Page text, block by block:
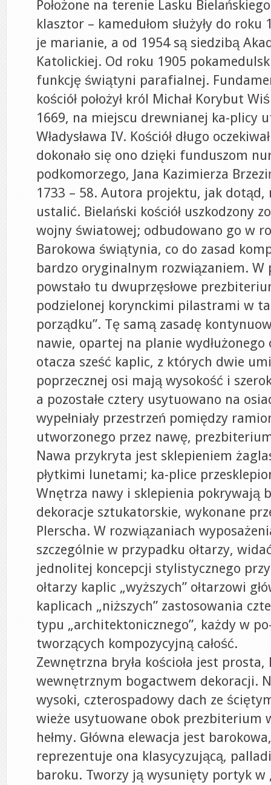
Położone na terenie Lasku
klasztor – kamedułom służyły do
je marianie, a od 1954 są siedzibą
Katolickiej. Od roku 1905
funkcję świątyni parafialnej.
kościół położył król Michał Korybut
1669, na miejscu drewnianej ka-plicy
Władysława IV. Kościół długo
dokonało się ono dzięki funduszom
podkomorzego, Jana Kazimierza
1733 – 58. Autora projektu, jak dotąd,
ustalić. Bielański kościół uszkodzony
wojny światowej; odbudowano go w
Barokowa świątynia, co do zasad
bardzo oryginalnym rozwiązaniem. W
powstało tu dwuprzęsłowe
podzielonej korynckimi pilastrami w
porządku”. Tę samą zasadę
nawie, opartej na planie
otacza sześć kaplic, z których dwie
poprzecznej osi mają wysokość i
a pozostałe cztery usytuowano na
wypełniały przestrzeń pomiędzy
utworzonego przez nawę,
Nawa przykryta jest sklepieniem
płytkimi lunetami; ka-plice
Wnętrza nawy i sklepienia pokrywają
dekoracje sztukatorskie, wykonane
Plerscha. W rozwiązaniach
szczególnie w przypadku ołtarzy,
jednolitej koncepcji stylistycznego
ołtarzy kaplic „wyższych” ołtarzowi
kaplicach „niższych” zastosowania
typu „architektonicznego”, każdy w
tworzących kompozycyjną całość.
Zewnętrzna bryła kościoła jest
wewnętrznym bogactwem dekoracji.
wysoki, czterospadowy dach ze
wieże usytuowane obok prezbiterium
hełmy. Główna elewacja jest
reprezentuje ona klasycyzującą,
baroku. Tworzy ją wysunięty portyk w